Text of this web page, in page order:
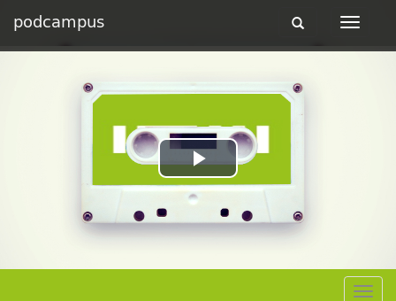
podcampus
Toggle
Toggle
Play
Video